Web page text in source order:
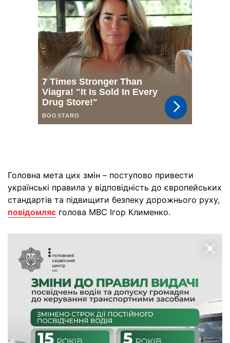
Головна мета цих змін – поступово привести
українські правила у відповідність до європейських
стандартів та підвищити безпеку дорожнього руху,
повідомляє голова МВС Ігор Клименко.